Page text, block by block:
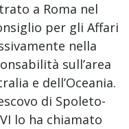
a Roma nel
per gli Affari
nella
sull’area
e dell’Oceania.
di Spoleto-
lo ha chiamato